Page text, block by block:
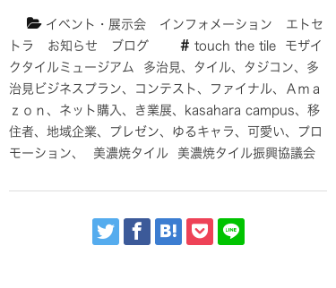
イベント・展示会 インフォメーション
エトセ
トラ
お知らせ ブログ touch the tile
モザイ
クタイルミュージアム
多治見、タイル、タジコン、多
治見ビジネスプラン、コンテスト、ファイナル、Ａｍａ
ｚｏｎ、ネット購入、き業展、kasahara campus、移
住者、地域企業、プレゼン、ゆるキャラ、可愛い、プロ
モーション、
美濃焼タイル 美濃焼タイル振興協議会